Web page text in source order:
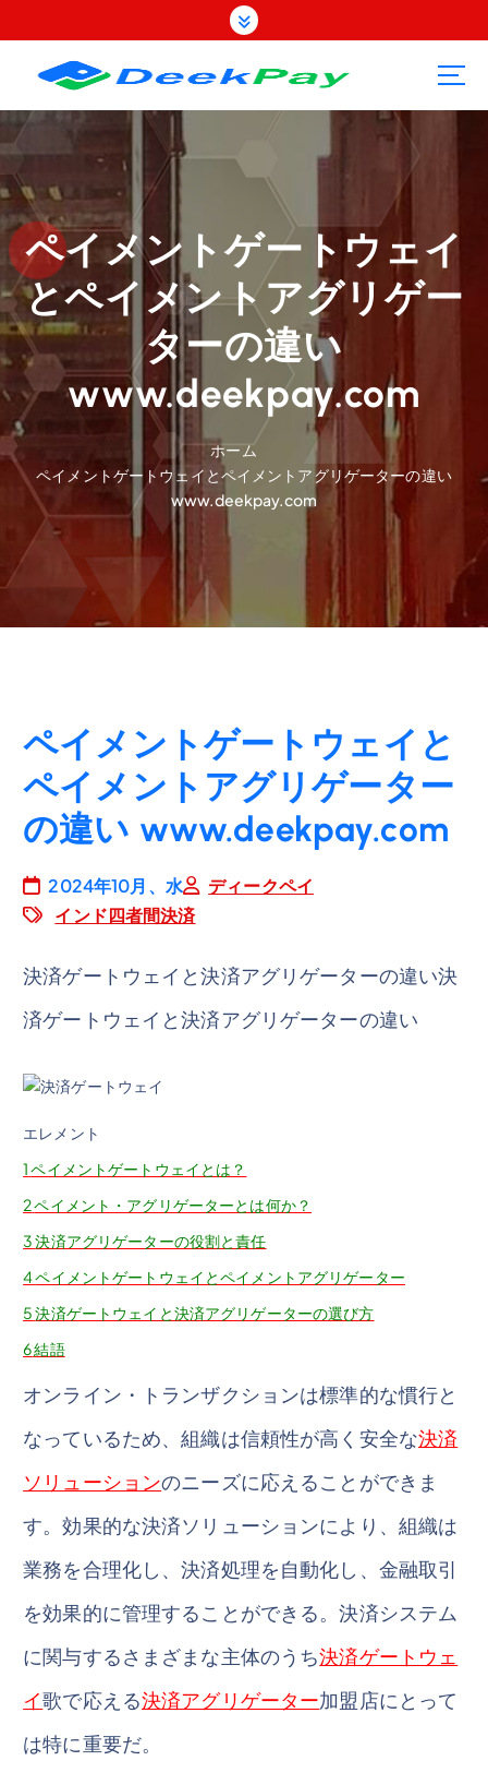
ン
ツ
キ
ッ
プ ペイメントゲートウェイ
とペイメントアグリゲー
ターの違い
www.deekpay.com
ホーム
ペイメントゲートウェイとペイメントアグリゲーターの違い
www.deekpay.com
ペイメントゲートウェイと
ペイメントアグリゲーター
の違い www.deekpay.com
2024年10月、水
ディークペイ
インド四者間決済
決済ゲートウェイと決済アグリゲーターの違い決
済ゲートウェイと決済アグリゲーターの違い
エレメント
1ペイメントゲートウェイとは？
2ペイメント・アグリゲーターとは何か？
3決済アグリゲーターの役割と責任
4ペイメントゲートウェイとペイメントアグリゲーター
5決済ゲートウェイと決済アグリゲーターの選び方
6結語
オンライン・トランザクションは標準的な慣行と
なっているため、組織は信頼性が高く安全な決済
ソリューションのニーズに応えることができま
す。効果的な決済ソリューションにより、組織は
業務を合理化し、決済処理を自動化し、金融取引
を効果的に管理することができる。決済システム
に関与するさまざまな主体のうち決済ゲートウェ
イ歌で応える決済アグリゲーター加盟店にとって
は特に重要だ。